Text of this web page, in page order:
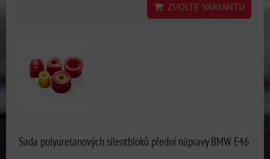
ZVOLTE VARIANTU
Sada polyuretanových silentbloků přední nápravy BMW E46